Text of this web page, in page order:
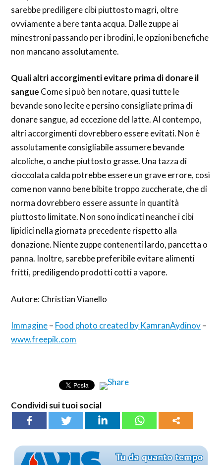
sarebbe prediligere cibi piuttosto magri, oltre
ovviamente a bere tanta acqua. Dalle zuppe ai
minestroni passando per i brodini, le opzioni benefiche
non mancano assolutamente.
Quali altri accorgimenti evitare prima di donare il
sangue Come si può ben notare, quasi tutte le
bevande sono lecite e persino consigliate prima di
donare sangue, ad eccezione del latte. Al contempo,
altri accorgimenti dovrebbero essere evitati. Non è
assolutamente consigliabile assumere bevande
alcoliche, o anche piuttosto grasse. Una tazza di
cioccolata calda potrebbe essere un grave errore, così
come non vanno bene bibite troppo zuccherate, che di
norma dovrebbero essere assunte in quantità
piuttosto limitate. Non sono indicati neanche i cibi
lipidici nella giornata precedente rispetto alla
donazione. Niente zuppe contenenti lardo, pancetta o
panna. Inoltre, sarebbe preferibile evitare alimenti
fritti, prediligendo prodotti cotti a vapore.
Autore: Christian Vianello
Immagine– Food photo created by KamranAydinov–
www.freepik.com
Condividi sui tuoi social